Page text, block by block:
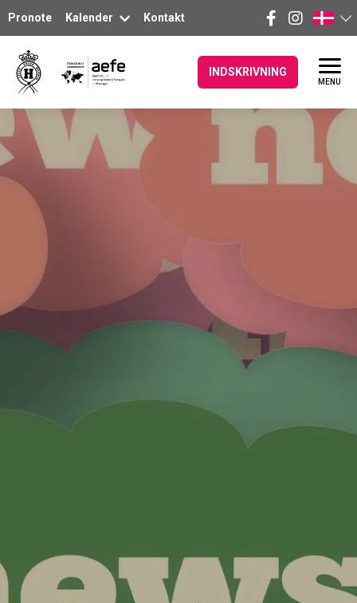
Pronote Kalender Kontakt
INDSKRIVNING
MENU